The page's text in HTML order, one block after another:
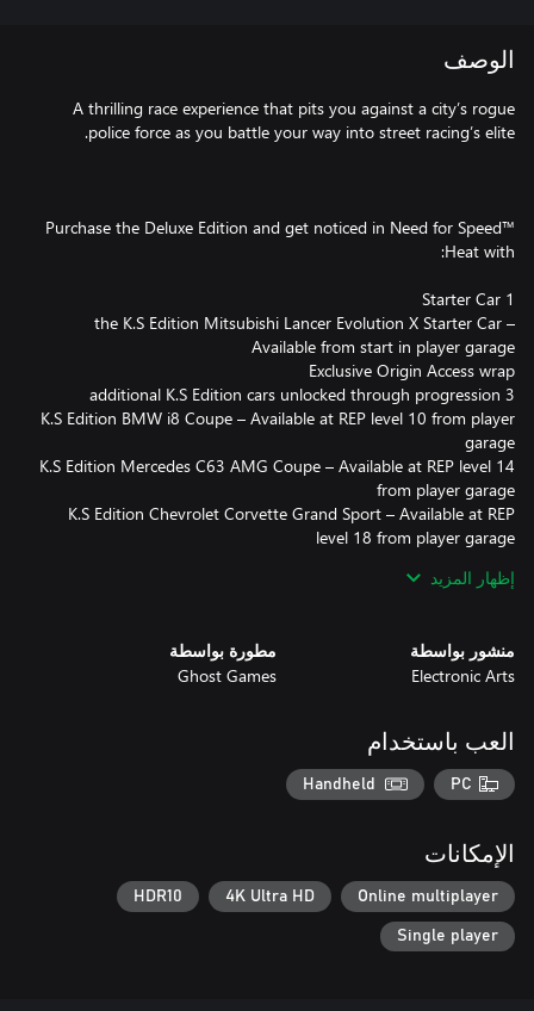
الوصف
A thrilling race experience that pits you against a city’s rogue
Purchase the Deluxe Edition and get noticed in Need for Speed™
the K.S Edition Mitsubishi Lancer Evolution X Starter Car –
K.S Edition BMW i8 Coupe – Available at REP level 10 from player
K.S Edition Mercedes C63 AMG Coupe – Available at REP level 14
K.S Edition Chevrolet Corvette Grand Sport – Available at REP
إظهار المزيد
منشور بواسطة
Electronic Arts
مطورة بواسطة
Ghost Games
العب باستخدام
PC
Handheld
الإمكانات
Online multiplayer
4K Ultra HD
HDR10
Single player